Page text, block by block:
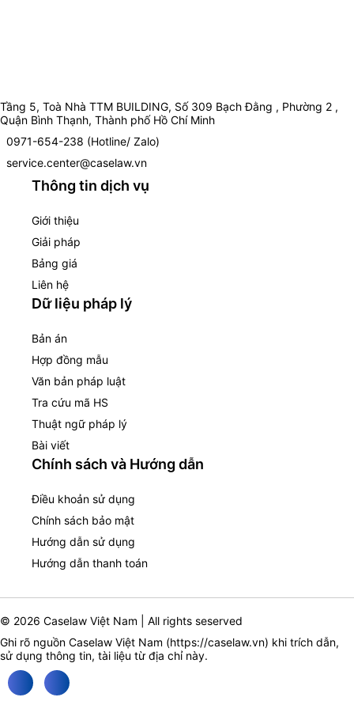
Tầng 5, Toà Nhà TTM BUILDING, Số 309 Bạch Đằng , Phường 2 ,
Quận Bình Thạnh, Thành phố Hồ Chí Minh
0971-654-238 (Hotline/ Zalo)
service.center@caselaw.vn
Thông tin dịch vụ
Giới thiệu
Giải pháp
Bảng giá
Liên hệ
Dữ liệu pháp lý
Bản án
Hợp đồng mẫu
Văn bản pháp luật
Tra cứu mã HS
Thuật ngữ pháp lý
Bài viết
Chính sách và Hướng dẫn
Điều khoản sử dụng
Chính sách bảo mật
Hướng dẫn sử dụng
Hướng dẫn thanh toán
© 2026 Caselaw Việt Nam | All rights seserved
Ghi rõ nguồn Caselaw Việt Nam (https://caselaw.vn) khi trích dẫn,
sử dụng thông tin, tài liệu từ địa chỉ này.